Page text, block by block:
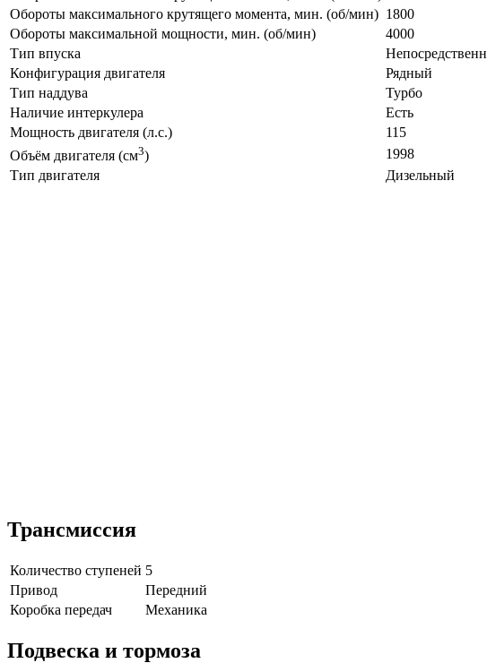
Обороты максимального крутящего момента, мин. (об/мин) 1800
Обороты максимальной мощности, мин. (об/мин)
4000
Тип впуска
Конфигурация двигателя
Рядный
Тип наддува
Турбо
Наличие интеркулера
Есть
Мощность двигателя (л.с.)
115
Объём двигателя (см3)
1998
Тип двигателя
Дизельный
Трансмиссия
Количество ступеней 5
Привод
Передний
Коробка передач
Механика
Подвеска и тормоза